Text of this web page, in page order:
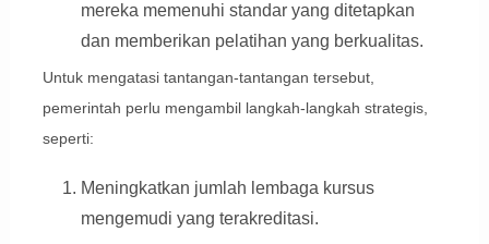
mereka memenuhi standar yang ditetapkan
dan memberikan pelatihan yang berkualitas.
Untuk mengatasi tantangan-tantangan tersebut,
pemerintah perlu mengambil langkah-langkah strategis,
seperti:
Meningkatkan jumlah lembaga kursus
mengemudi yang terakreditasi.